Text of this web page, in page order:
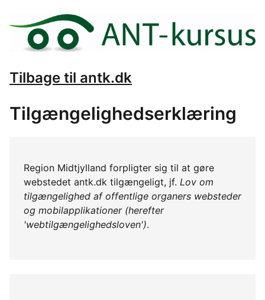
Tilbage til antk.dk
Tilgængelighedserklæring
Region Midtjylland forpligter sig til at gøre
webstedet antk.dk tilgængeligt, jf. Lov om
tilgængelighed af offentlige organers websteder
og mobilapplikationer (herefter
'webtilgængelighedsloven').